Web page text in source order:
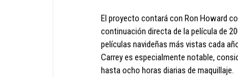
El proyecto contará con Ron Howard
continuación directa de la película de
películas navideñas más vistas cada
Carrey es especialmente notable,
hasta ocho horas diarias de maquillaje.